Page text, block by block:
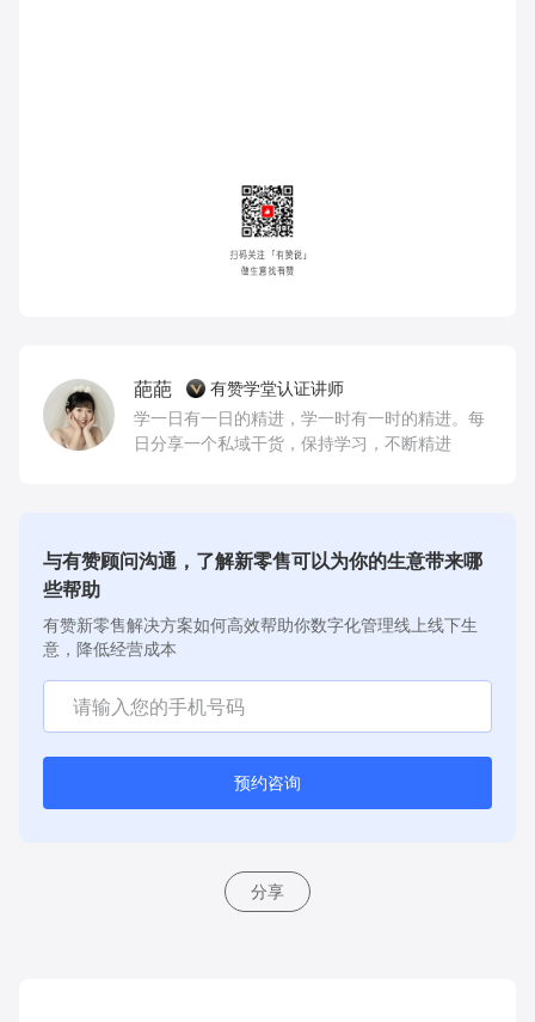
葩葩
有赞学堂认证讲师
学一日有一日的精进，学一时有一时的精进。每
日分享一个私域干货，保持学习，不断精进
与有赞顾问沟通，了解新零售可以为你的生意带来哪
些帮助
有赞新零售解决方案如何高效帮助你数字化管理线上线下生
意，降低经营成本
预约咨询
分享